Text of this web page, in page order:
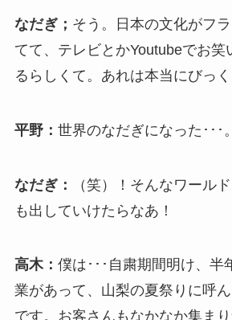
なだぎ； そう。日本の文化がフ
てて、テレビとかYoutubeでお笑
るらしくて。あれは本当にびっく
平野： 世界のなだぎになった･･･。
なだぎ：
（笑）！そんなワール
も出していけたらなあ！
高木： 僕は･･･自粛期間明け、半
業があって、山梨の夏祭りに呼
です。お客さんもなかなか集ま